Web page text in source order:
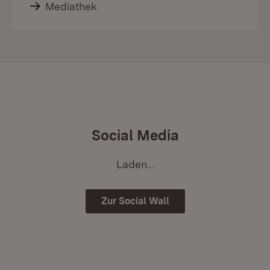
Mediathek
Social Media
Laden...
Zur Social Wall